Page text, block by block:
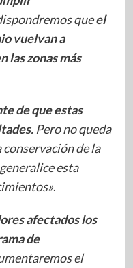
queel
vuelvan a
las zonas más
de que estas
. Pero no queda
de la
esta
.
afectados los
de
el